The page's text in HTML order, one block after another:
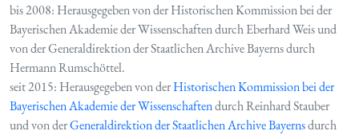
bis 2008: Herausgegeben von der Historischen Kommission bei der
Bayerischen Akademie der Wissenschaften durch Eberhard Weis und
von der Generaldirektion der Staatlichen Archive Bayerns durch
Hermann Rumschöttel.
seit 2015: Herausgegeben von derHistorischen Kommission bei der
Bayerischen Akademie der Wissenschaftendurch Reinhard Stauber
und von derGeneraldirektion der Staatlichen Archive Bayernsdurch